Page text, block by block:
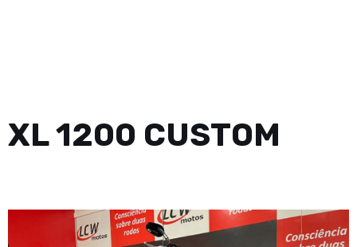
XL 1200 CUSTOM